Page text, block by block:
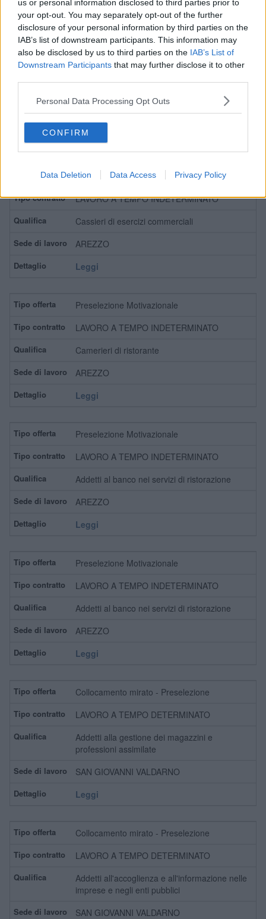
us or personal information disclosed to third parties prior to
your opt-out. You may separately opt-out of the further
disclosure of your personal information by third parties on the
IAB’s list of downstream participants. This information may
also be disclosed by us to third parties on the IAB’s List of
Downstream Participants that may further disclose it to other
Personal Data Processing Opt Outs
CONFIRM
Data Deletion Data Access Privacy Policy
Leggi
Contatto Diretto
LAVORO A TEMPO DETERMINATO
SAN GIOVANNI VALDARNO
Leggi
Preselezione Motivazionale
LAVORO A TEMPO INDETERMINATO
Cassieri di esercizi commerciali
AREZZO
Leggi
Preselezione Motivazionale
LAVORO A TEMPO INDETERMINATO
Camerieri di ristorante
AREZZO
Leggi
Preselezione Motivazionale
LAVORO A TEMPO INDETERMINATO
Addetti al banco nei servizi di ristorazione
AREZZO
Leggi
Preselezione Motivazionale
LAVORO A TEMPO INDETERMINATO
Addetti al banco nei servizi di ristorazione
AREZZO
Leggi
Collocamento mirato - Preselezione
LAVORO A TEMPO DETERMINATO
Addetti alla gestione dei magazzini e
professioni assimilate
SAN GIOVANNI VALDARNO
Leggi
Collocamento mirato - Preselezione
LAVORO A TEMPO DETERMINATO
Addetti all'accoglienza e all'informazione nelle
imprese e negli enti pubblici
SAN GIOVANNI VALDARNO